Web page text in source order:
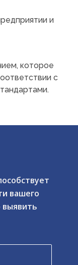
и
которое
с
вашего
выявить